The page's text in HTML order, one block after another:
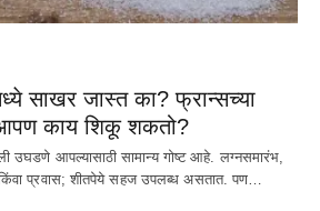
साखर जास्त का? फ्रान्सच्या
काय शिकू शकतो?
उघडणे आपल्यासाठी सामान्य गोष्ट आहे. लग्नसमारंभ,
प्रवास; शीतपेये सहज उपलब्ध असतात. पण…